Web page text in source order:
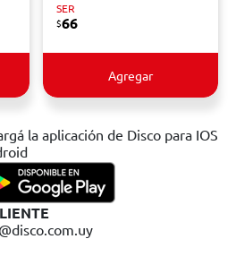
SER
$66
Agregar
la aplicación de Disco para IOS